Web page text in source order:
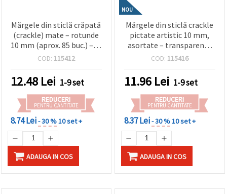
Mărgele din sticlă crăpată
(crackle) mate – rotunde
10 mm (aprox. 85 buc.) – în
tonuri delicate de alb și
culoare aurie – perfecte
pentru bijuterii și creații
romantice
COD: 115412
12.48 Lei 1-9 set
REDUCERI
PENTRU CANTITATE
8.74 Lei- 30 %10 set +
ADAUGA IN COS
NOU
Mărgele din sticlă crackle
pictate artistic 10 mm,
asortate – transparente
alb & portocaliu, orificiu 1
perfecte pentru bijuterii
vibrante și creații
handmade/DIY
COD: 115416
11.96 Lei 1-9 set
REDUCERI
PENTRU CANTITATE
8.37 Lei- 30 %10 set +
ADAUGA IN COS